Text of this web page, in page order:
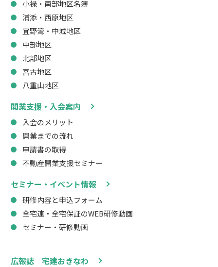
広報誌 宅建おきなわ
小禄・南部地区名簿
浦添・西原地区
宜野湾・中城地区
中部地区
北部地区
宮古地区
八重山地区
開業支援・入会案内
入会のメリット
開業までの流れ
申請書の取得
不動産開業支援セミナー
セミナー・イベント情報
研修内容と申込フォーム
全宅連・全宅保証のWEB研修動画
セミナー・研修動画